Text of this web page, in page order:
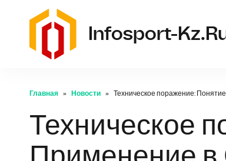
Infosport-
Главная Новости Техническое поражение:
Техническое